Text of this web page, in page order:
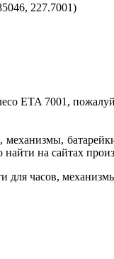
227.7001)
ETA 7001,
механизмы,
на сайтах
для часов,